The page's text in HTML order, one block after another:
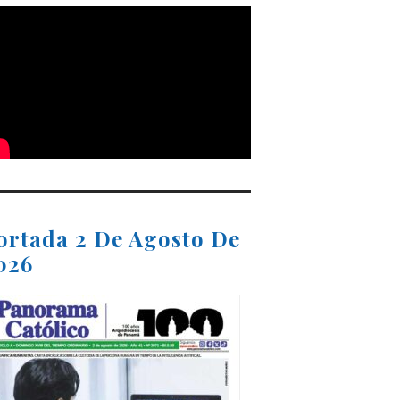
2 De Agosto De